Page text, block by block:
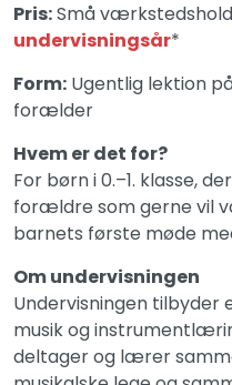
Pris:Små
undervisningsår*
Form: Ugentlig lektion
forælder
Hvem er det for?
For børn i 0.–1. klasse,
forældre som gerne vil
barnets første møde
Om undervisningen
Undervisningen tilbyder
musik og
deltager og lærer